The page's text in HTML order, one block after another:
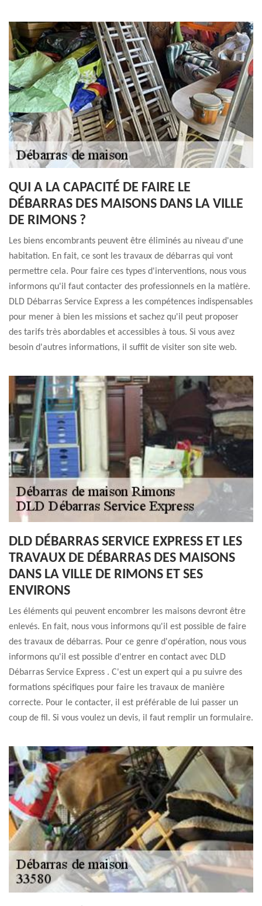
QUI A LA CAPACITÉ DE FAIRE LE
DÉBARRAS DES MAISONS DANS LA VILLE
DE RIMONS ?
Les biens encombrants peuvent être éliminés au niveau d'une
habitation. En fait, ce sont les travaux de débarras qui vont
permettre cela. Pour faire ces types d'interventions, nous vous
informons qu'il faut contacter des professionnels en la matière.
DLD Débarras Service Express a les compétences indispensables
pour mener à bien les missions et sachez qu'il peut proposer
des tarifs très abordables et accessibles à tous. Si vous avez
besoin d'autres informations, il suffit de visiter son site web.
DLD DÉBARRAS SERVICE EXPRESS ET LES
TRAVAUX DE DÉBARRAS DES MAISONS
DANS LA VILLE DE RIMONS ET SES
ENVIRONS
Les éléments qui peuvent encombrer les maisons devront être
enlevés. En fait, nous vous informons qu'il est possible de faire
des travaux de débarras. Pour ce genre d'opération, nous vous
informons qu'il est possible d'entrer en contact avec DLD
Débarras Service Express . C'est un expert qui a pu suivre des
formations spécifiques pour faire les travaux de manière
correcte. Pour le contacter, il est préférable de lui passer un
coup de fil. Si vous voulez un devis, il faut remplir un formulaire.